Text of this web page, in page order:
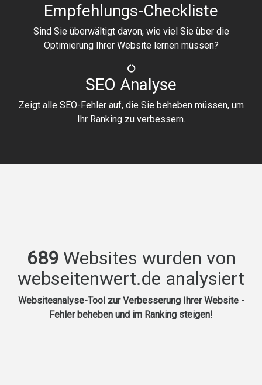
Empfehlungs-Checkliste
Sind Sie überwältigt davon, wie viel Sie über die
Optimierung Ihrer Website lernen müssen?
SEO Analyse
Zeigt alle SEO-Fehler auf, die Sie beheben müssen, um
Ihr Ranking zu verbessern.
689Websites wurden von
webseitenwert.de analysiert
Websiteanalyse-Tool zur Verbesserung Ihrer Website -
Fehler beheben und im Ranking steigen!